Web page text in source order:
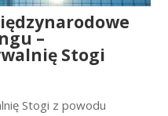
–
Stogi
Stogi z powodu